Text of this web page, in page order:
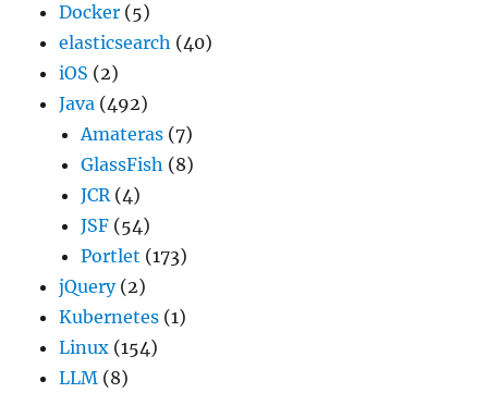
Docker (5)
elasticsearch (40)
iOS (2)
Java (492)
Amateras (7)
GlassFish (8)
JCR(4)
JSF (54)
Portlet (173)
jQuery(2)
Kubernetes (1)
Linux (154)
LLM (8)